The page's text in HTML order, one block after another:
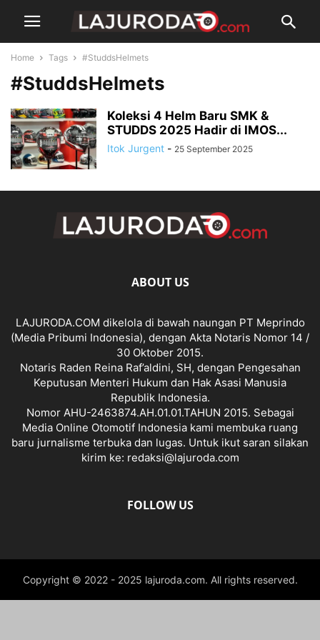
Home Tags #StuddsHelmets
#StuddsHelmets
Koleksi 4 Helm Baru SMK &
STUDDS 2025 Hadir di IMOS...
Itok Jurgent - 25 September 2025
ABOUT US
LAJURODA.COM dikelola di bawah naungan PT Meprindo
(Media Pribumi Indonesia), dengan Akta Notaris Nomor 14 /
30 Oktober 2015.
Notaris Raden Reina Raf’aldini, SH, dengan Pengesahan
Keputusan Menteri Hukum dan Hak Asasi Manusia
Republik Indonesia.
Nomor AHU-2463874.AH.01.01.TAHUN 2015. Sebagai
Media Online Otomotif Indonesia kami membuka ruang
baru jurnalisme terbuka dan lugas. Untuk ikut saran silakan
kirim ke: redaksi@lajuroda.com
FOLLOW US
Copyright © 2022 - 2025 lajuroda.com. All rights reserved.